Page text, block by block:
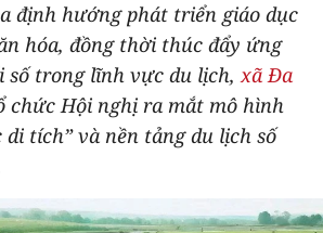
định hướng phát triển giáo dục
hóa, đồng thời thúc đẩy ứng
số trong lĩnh vực du lịch,xã Đa
chức Hội nghị ra mắt mô hình
di tích” và nền tảng du lịch số